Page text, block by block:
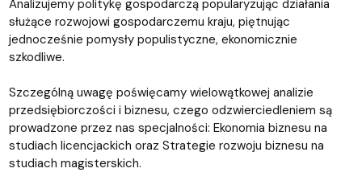
Analizujemy politykę gospodarczą popularyzując działania
służące rozwojowi gospodarczemu kraju, piętnując
jednocześnie pomysły populistyczne, ekonomicznie
szkodliwe.
Szczególną uwagę poświęcamy wielowątkowej analizie
przedsiębiorczości i biznesu, czego odzwierciedleniem są
prowadzone przez nas specjalności: Ekonomia biznesu na
studiach licencjackich oraz Strategie rozwoju biznesu na
studiach magisterskich.